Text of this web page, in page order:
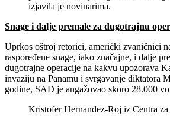
izjavila je novinarima.
Snage i dalje premale za dugotrajnu
Uprkos oštroj retorici, američki zvaničnici
raspoređene snage, iako značajne, i dalje
dugotrajne operacije na kakvu upozorava
invaziju na Panamu i svrgavanje diktatora
godine, SAD je angažovao skoro 28.000
Kristofer Hernandez-Roj iz Centra za